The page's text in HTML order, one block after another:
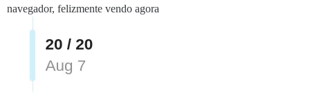
navegador, felizmente vendo agora